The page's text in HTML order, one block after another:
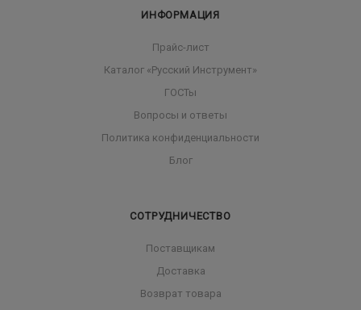
ИНФОРМАЦИЯ
Прайс-лист
Каталог «Русский Инструмент»
ГОСТы
Вопросы и ответы
Политика конфиденциальности
Блог
СОТРУДНИЧЕСТВО
Поставщикам
Доставка
Возврат товара